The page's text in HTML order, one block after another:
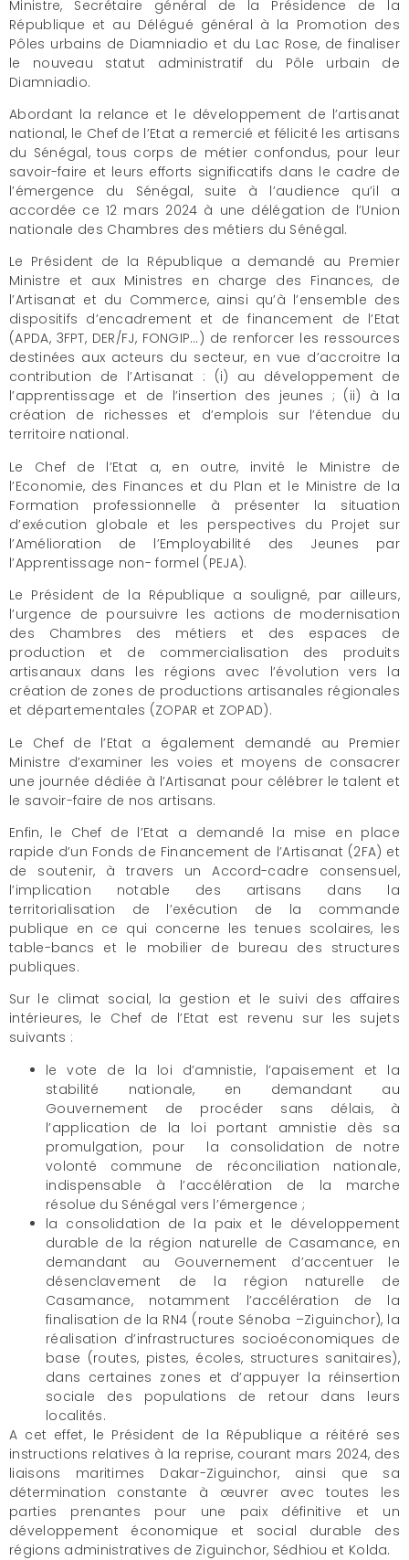
Ministre, Secrétaire général de la Présidence de la
République et au Délégué général à la Promotion des
Pôles urbains de Diamniadio et du Lac Rose, de finaliser
le nouveau statut administratif du Pôle urbain de
Diamniadio.
Abordant la relance et le développement de l’artisanat
national, le Chef de l’Etat a remercié et félicité les artisans
du Sénégal, tous corps de métier confondus, pour leur
savoir-faire et leurs efforts significatifs dans le cadre de
l’émergence du Sénégal, suite à l’audience qu’il a
accordée ce 12 mars 2024 à une délégation de l’Union
nationale des Chambres des métiers du Sénégal.
Le Président de la République a demandé au Premier
Ministre et aux Ministres en charge des Finances, de
l’Artisanat et du Commerce, ainsi qu’à l’ensemble des
dispositifs d’encadrement et de financement de l’Etat
(APDA, 3FPT, DER/FJ, FONGIP…) de renforcer les ressources
destinées aux acteurs du secteur, en vue d’accroitre la
contribution de l’Artisanat : (i) au développement de
l’apprentissage et de l’insertion des jeunes ; (ii) à la
création de richesses et d’emplois sur l’étendue du
territoire national.
Le Chef de l’Etat a, en outre, invité le Ministre de
l’Economie, des Finances et du Plan et le Ministre de la
Formation professionnelle à présenter la situation
d’exécution globale et les perspectives du Projet sur
l’Amélioration de l’Employabilité des Jeunes par
l’Apprentissage non- formel (PEJA).
Le Président de la République a souligné, par ailleurs,
l’urgence de poursuivre les actions de modernisation
des Chambres des métiers et des espaces de
production et de commercialisation des produits
artisanaux dans les régions avec l’évolution vers la
création de zones de productions artisanales régionales
et départementales (ZOPAR et ZOPAD).
Le Chef de l’Etat a également demandé au Premier
Ministre d’examiner les voies et moyens de consacrer
une journée dédiée à l’Artisanat pour célébrer le talent et
le savoir-faire de nos artisans.
Enfin, le Chef de l’Etat a demandé la mise en place
rapide d’un Fonds de Financement de l’Artisanat (2FA) et
de soutenir, à travers un Accord-cadre consensuel,
l’implication notable des artisans dans la
territorialisation de l’exécution de la commande
publique en ce qui concerne les tenues scolaires, les
table-bancs et le mobilier de bureau des structures
publiques.
Sur le climat social, la gestion et le suivi des affaires
intérieures, le Chef de l’Etat est revenu sur les sujets
suivants :
le vote de la loi d’amnistie, l’apaisement et la
stabilité nationale, en demandant au
Gouvernement de procéder sans délais, à
l’application de la loi portant amnistie dès sa
promulgation, pour la consolidation de notre
volonté commune de réconciliation nationale,
indispensable à l’accélération de la marche
résolue du Sénégal vers l’émergence ;
la consolidation de la paix et le développement
durable de la région naturelle de Casamance, en
demandant au Gouvernement d’accentuer le
désenclavement de la région naturelle de
Casamance, notamment l’accélération de la
finalisation de la RN4 (route Sénoba –Ziguinchor), la
réalisation d’infrastructures socioéconomiques de
base (routes, pistes, écoles, structures sanitaires),
dans certaines zones et d’appuyer la réinsertion
sociale des populations de retour dans leurs
localités.
A cet effet, le Président de la République a réitéré ses
instructions relatives à la reprise, courant mars 2024, des
liaisons maritimes Dakar-Ziguinchor, ainsi que sa
détermination constante à œuvrer avec toutes les
parties prenantes pour une paix définitive et un
développement économique et social durable des
régions administratives de Ziguinchor, Sédhiou et Kolda.